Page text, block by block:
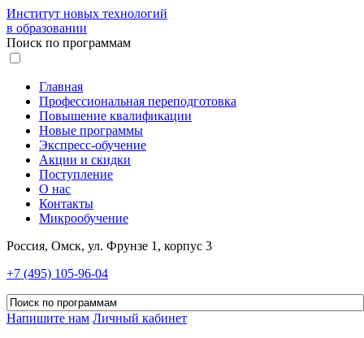
Институт новых технологий
в образовании
Поиск по программам
Главная
Профессиональная переподготовка
Повышение квалификации
Новые программы
Экспресс-обучение
Акции и скидки
Поступление
О нас
Контакты
Микрообучение
Россия, Омск, ул. Фрунзе 1, корпус 3
+7 (495) 105-96-04
Напишите нам Личный кабинет